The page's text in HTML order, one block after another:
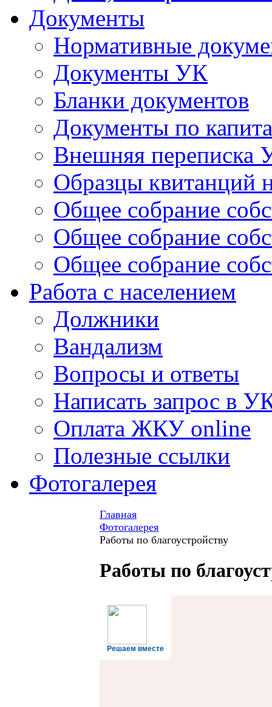
Документы
Нормативные
Документы УК
Бланки документов
Документы по
Внешняя переписка
Образцы квитанций
Общее собрание
Общее собрание
Общее собрание
Работа с населением
Должники
Вандализм
Вопросы и ответы
Написать запрос в
Оплата ЖКУ online
Полезные ссылки
Фотогалерея
Главная
Фотогалерея
Работы по благоустройству
Работы по
Решаем вместе